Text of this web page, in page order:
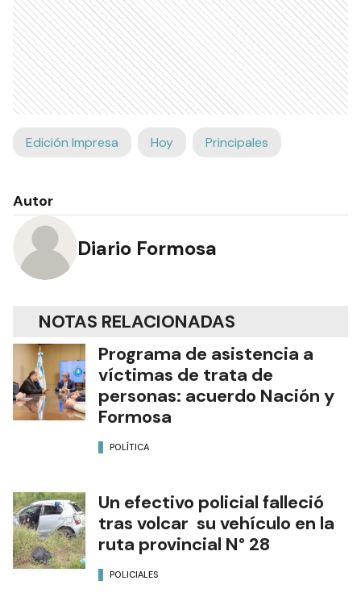
Edición Impresa Hoy Principales
Autor
Diario Formosa
NOTAS RELACIONADAS
Programa de asistencia a
víctimas de trata de
personas: acuerdo Nación y
Formosa
POLÍTICA
Un efectivo policial falleció
tras volcar su vehículo en la
ruta provincial N° 28
POLICIALES